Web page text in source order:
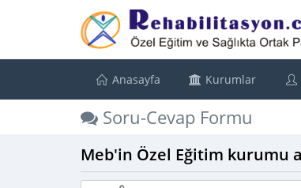
Anasayfa Kurumlar
Soru-Cevap Formu
Meb'in Özel Eğitim kurumu